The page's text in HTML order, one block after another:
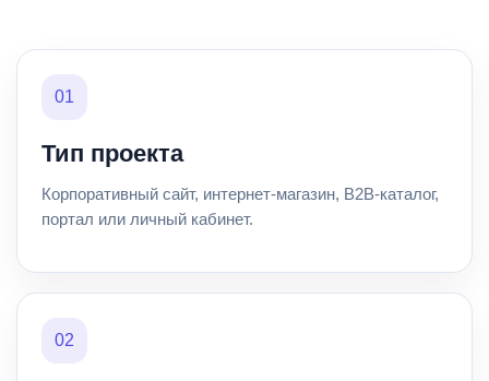
01
Тип проекта
Корпоративный сайт, интернет-магазин, B2B-каталог,
портал или личный кабинет.
02